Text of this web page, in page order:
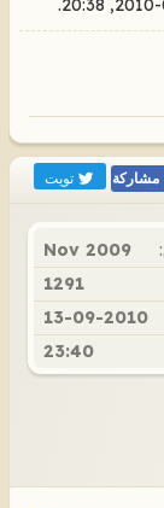
.
مشاركة تويت
Nov 2009
1291
13-09-2010
23:40